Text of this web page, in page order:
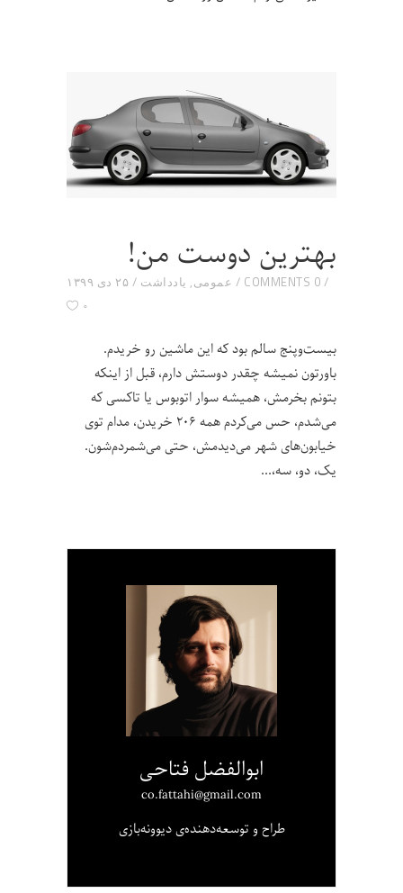
بهترین دوست من!
۲۵ دی ۱۳۹۹ عمومی, یادداشت 0 COMMENTS
۰
بیست‌و‌پنج سالم بود که این ماشین رو خریدم.
باورتون نمیشه چقدر دوستش دارم، قبل از اینکه
بتونم بخرمش، همیشه سوار اتوبوس یا تاکسی که
می‌شدم، حس می‌کردم همه ۲۰۶ خریدن، مدام توی
خیابون‌های شهر می‌دیدمش، حتی می‌شمردم‌شون.
یک، دو، سه،
ابوالفضل فتاحی
co.fattahi@gmail.com
طراح و توسعه‌دهنده‌ی دیوونه‌بازی